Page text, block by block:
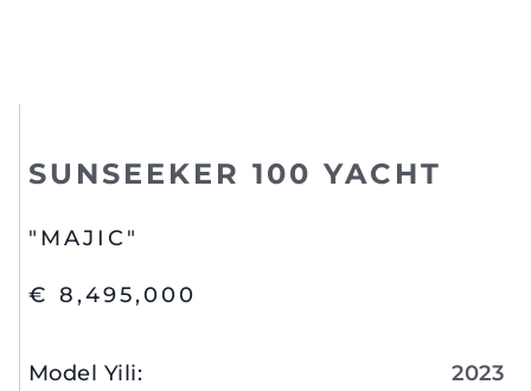
SUNSEEKER 100 YACHT
"MAJIC"
€ 8,495,000
Model Yili: 2023